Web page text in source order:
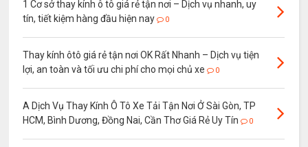
1 Cơ sở thay kính ô tô giá rẻ tận nơi – Dịch vụ nhanh, uy
tín, tiết kiệm hàng đầu hiện nay
0
Thay kính ôtô giá rẻ tận nơi OK Rất Nhanh – Dịch vụ tiện
lợi, an toàn và tối ưu chi phí cho mọi chủ xe
0
A Dịch Vụ Thay Kính Ô Tô Xe Tải Tận Nơi Ở Sài Gòn, TP
HCM, Bình Dương, Đồng Nai, Cần Thơ Giá Rẻ Uy Tín
0